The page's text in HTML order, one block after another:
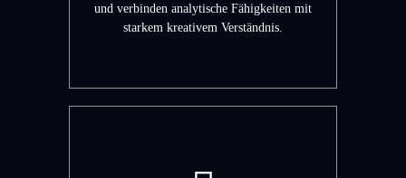
und verbinden analytische Fähigkeiten mit
starkem kreativem Verständnis.